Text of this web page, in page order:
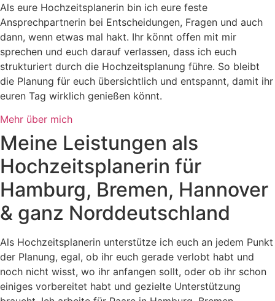
Als eure Hochzeitsplanerin bin ich eure feste
Ansprechpartnerin bei Entscheidungen, Fragen und auch
dann, wenn etwas mal hakt. Ihr könnt offen mit mir
sprechen und euch darauf verlassen, dass ich euch
strukturiert durch die Hochzeitsplanung führe. So bleibt
die Planung für euch übersichtlich und entspannt, damit ihr
euren Tag wirklich genießen könnt.
Mehr über mich
Meine Leistungen als
Hochzeitsplanerin für
Hamburg, Bremen, Hannover
& ganz Norddeutschland
Als Hochzeitsplanerin unterstütze ich euch an jedem Punkt
der Planung, egal, ob ihr euch gerade verlobt habt und
noch nicht wisst, wo ihr anfangen sollt, oder ob ihr schon
einiges vorbereitet habt und gezielte Unterstützung